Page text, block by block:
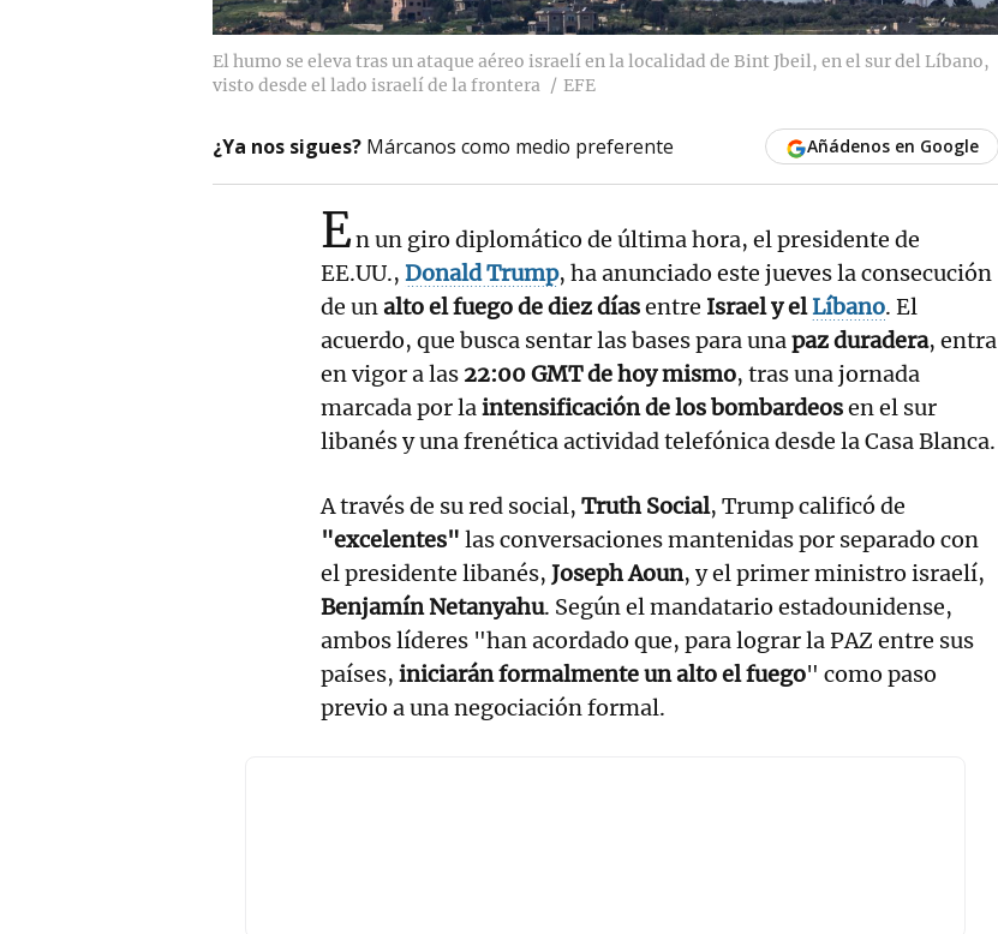
El humo se eleva tras un ataque aéreo israelí en la localidad de Bint Jbeil, en el sur del Líbano,
visto desde el lado israelí de la frontera
EFE
¿Ya nos sigues? Márcanos como medio preferente Añádenos en Google
En un giro diplomático de última hora, el presidente de
EE.UU., Donald Trump, ha anunciado este jueves la consecución
de unalto el fuego de diez díasentre Israel y elLíbano. El
acuerdo, que busca sentar las bases para unapaz duradera, entra
en vigor a las 22:00 GMT de hoy mismo, tras una jornada
marcada por laintensificación de los bombardeosen el sur
libanés y una frenética actividad telefónica desde la Casa Blanca.
A través de su red social, Truth Social, Trump calificó de
"excelentes" las conversaciones mantenidas por separado con
el presidente libanés, Joseph Aoun, y el primer ministro israelí,
Benjamín Netanyahu. Según el mandatario estadounidense,
ambos líderes "han acordado que, para lograr la PAZ entre sus
países, iniciarán formalmente un alto el fuego" como paso
previo a una negociación formal.